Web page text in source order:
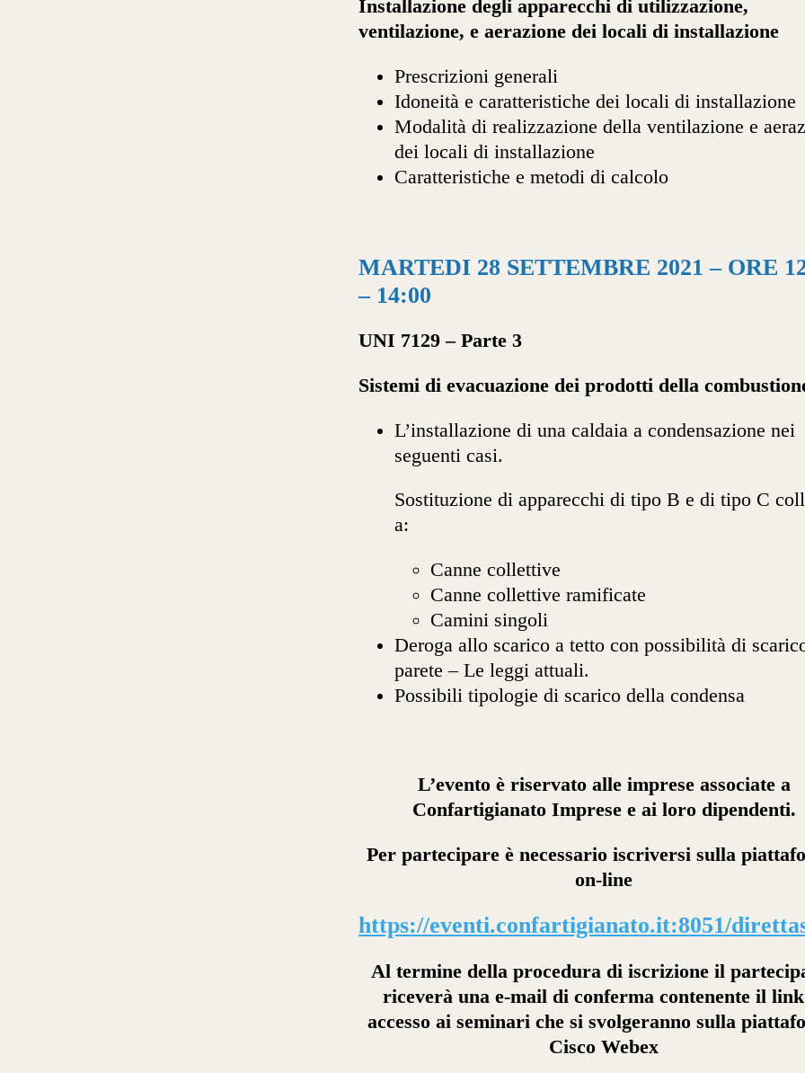
Installazione degli apparecchi di utilizzazione,
ventilazione, e aerazione dei locali di installazione
Prescrizioni generali
Idoneità e caratteristiche dei locali di installazione
Modalità di realizzazione della ventilazione e
dei locali di installazione
Caratteristiche e metodi di calcolo
MARTEDI 28 SETTEMBRE 2021 – ORE
– 14:00
UNI 7129 – Parte 3
Sistemi di evacuazione dei prodotti della
L’installazione di una caldaia a condensazione nei
seguenti casi.
Sostituzione di apparecchi di tipo B e di tipo C
a:
Canne collettive
Canne collettive ramificate
Camini singoli
Deroga allo scarico a tetto con possibilità di
parete – Le leggi attuali.
Possibili tipologie di scarico della condensa
L’evento è riservato alle imprese associate a
Confartigianato Imprese e ai loro dipendenti.
Per partecipare è necessario iscriversi sulla
on-line
https://eventi.confartigianato.it:8051/
Al termine della procedura di iscrizione il
riceverà una e-mail di conferma contenente il
accesso ai seminari che si svolgeranno sulla
Cisco Webex